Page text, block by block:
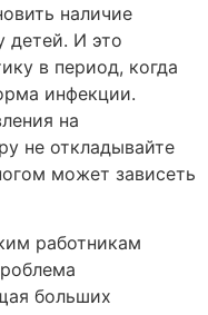
наличие
детей. И это
в период, когда
инфекции.
на
не откладывайте
может зависеть
работникам
больших